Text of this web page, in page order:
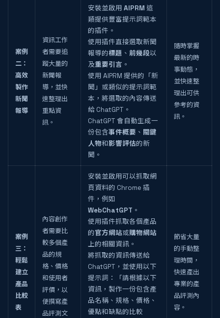
案例
二：
高效
製作
新聞
報導
資訊工作
者需要追
蹤大量的
新聞報
導，並快
速整理出
重點資
訊。
安裝並啟用 AIPRM 這
類提供豐富提示詞範本
的插件。
使用插件直接選取新聞
報導的標題 、 前幾段以
及重要引言 。
使用 AIPRM 提供的「新
聞」或類似的提示詞範
本，將選取的內容傳送
給 ChatGPT。
ChatGPT 會自動生成一
份包含事件概要 、 關鍵
人物和影響評估的新
聞。
隨時掌握
最新的時
事動態，
並快速整
理出可供
參考的資
訊。
案例
三：
輕鬆
建立
產品
比較
表
內容創作
者需要比
較多個產
品的規
格、價格
和使用者
評價，以
便撰寫產
品評測文
安裝並啟用可以抓取網
頁資料的 Chrome 插
件，例如
WebChatGPT 。
使用插件抓取各個產品
的官方網站或購物網站
上的相關資訊。
將抓取的資訊傳送給
ChatGPT，並使用以下
提示詞：「請根據以下
資訊，製作一份包含產
品名稱、規格、價格、
優點和缺點的比較
節省大量
的手動整
理時間，
快速產出
專業的產
品評測內
容。